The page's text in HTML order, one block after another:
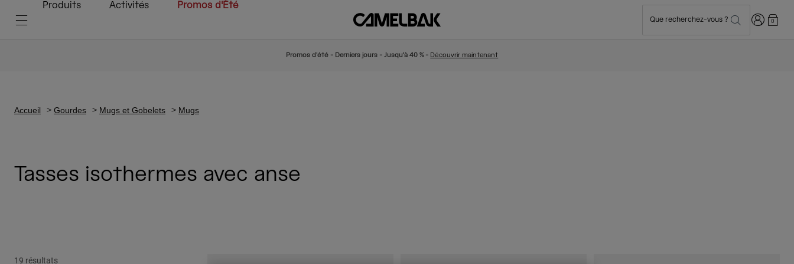
Produits Activités Promos d'Été
Que recherchez-vous ? Connexion
0
Promos d'été - Derniers jours - Jusqu'à 40 % - Découvrir maintenant
Accueil Gourdes Mugs et Gobelets Mugs
Tasses isothermes avec anse
19 résultats